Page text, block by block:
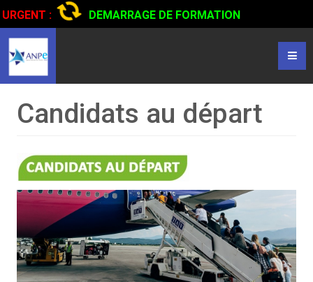
URGENT :
DEMARRAGE DE FORMATION
CERTIFIANTE EN CONDUITE DE CAMIONS...CLIQUER POUR
LIRE
Candidats au départ